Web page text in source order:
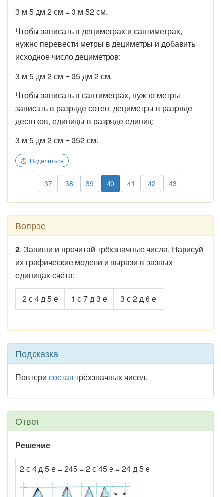
3 м 5 дм 2 см = 3 м 52 см.
Чтобы записать в дециметрах и сантиметрах,
нужно перевести метры в дециметры и добавить
исходное число дециметров:
3 м 5 дм 2 см = 35 дм 2 см.
Чтобы записать в сантиметрах, нужно метры
записать в разряде сотен, дециметры в разряде
десятков, единицы в разряде единиц;
3 м 5 дм 2 см = 352 см.
Поделиться
37 38 39 40 41 42 43
Вопрос
2. Запиши и прочитай трёхзначные числа. Нарисуй
их графические модели и вырази в разных
единицах счёта:
2 с 4 д 5 е 1 с 7 д 3 е 3 с 2 д 6 е
Подсказка
Повтори состав трёхзначных чисел.
Ответ
Решение
2 с 4 д 5 е = 245 = 2 с 45 е = 24 д 5 е